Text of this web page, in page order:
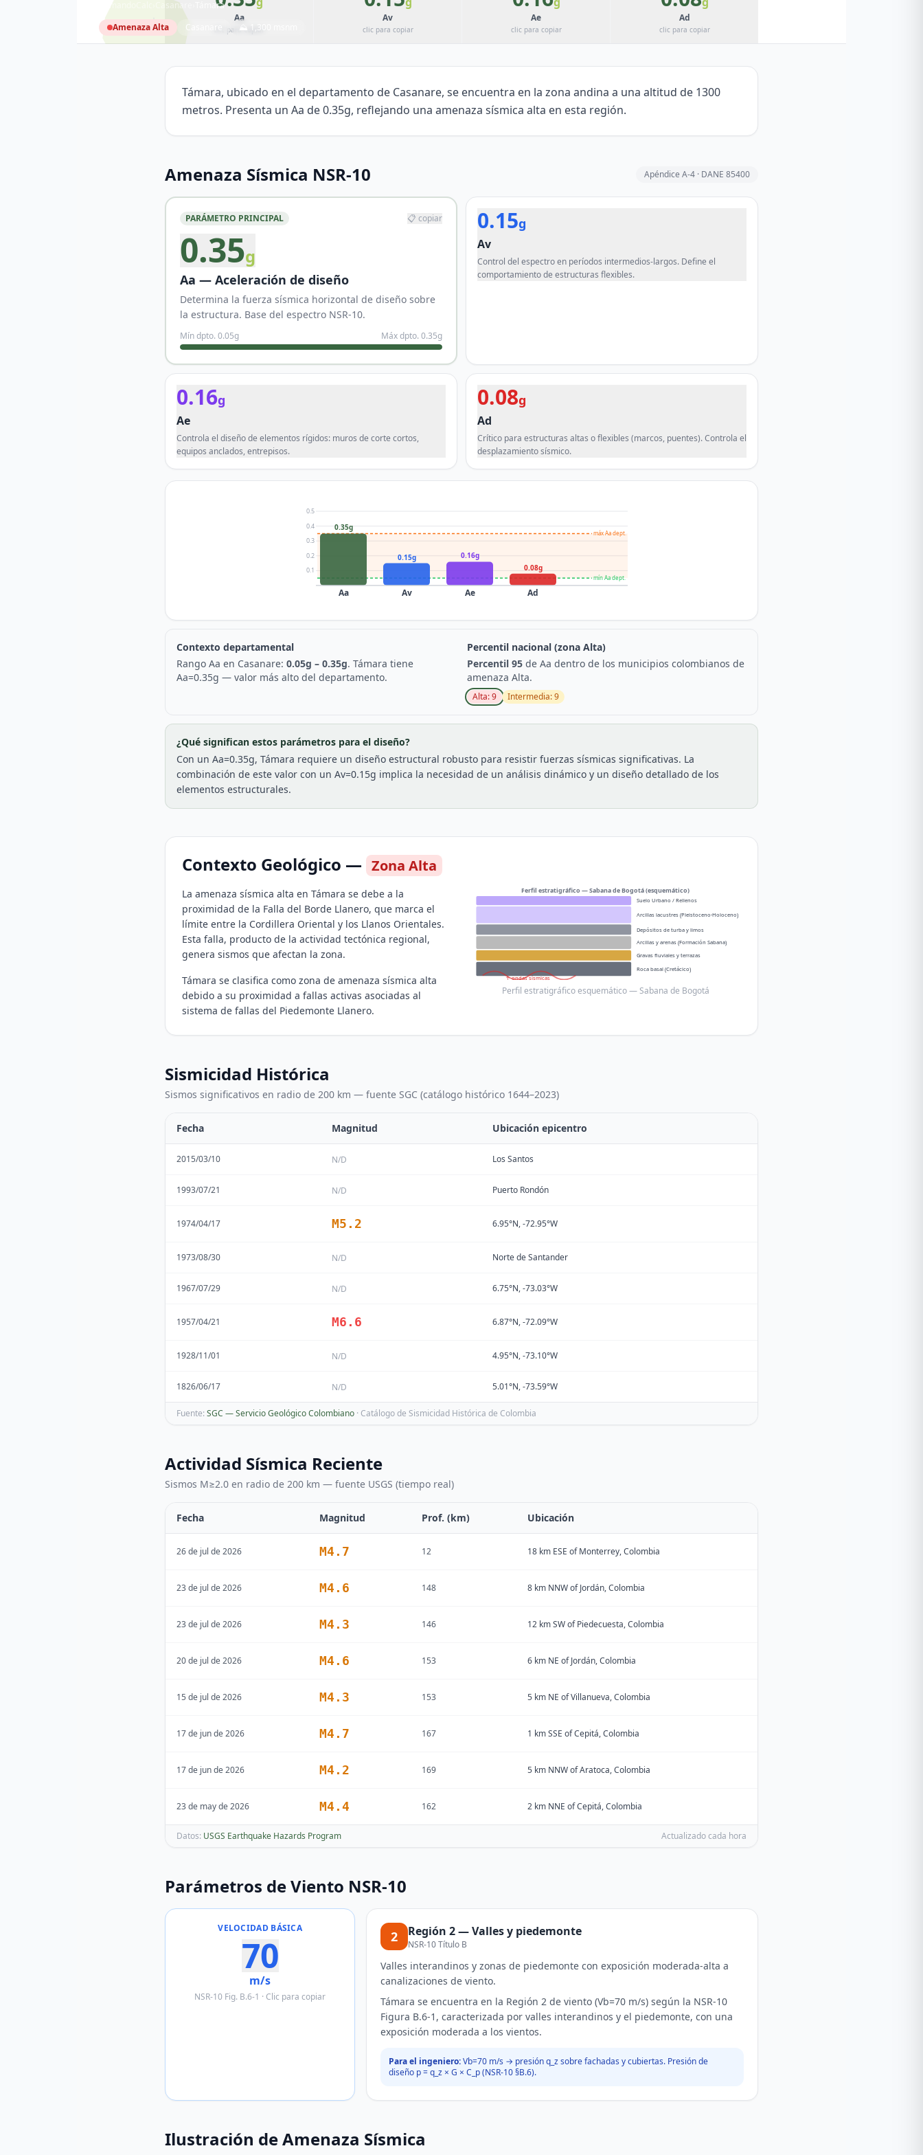
ComandoCalc Casanare
Támara
AmenazaAlta Casanare 1,300
Támara
°W
Aa
clic para copiar
Av
clic para copiar
Ae
clic para copiar
Ad
clic para copiar
Támara, ubicado en el departamento de Casanare, se encuentra en la zona andina a una altitud de 1300
metros. Presenta un Aa de 0.35g, reflejando una amenaza sísmica alta en esta región.
Amenaza Sísmica NSR-10 Apéndice A-4 · DANE 85400
PARÁMETRO PRINCIPAL 📋 copiar
0.35g
Aa — Aceleración de diseño
Determina la fuerza sísmica horizontal de diseño sobre
la estructura. Base del espectro NSR-10.
Mín dpto. 0.05g Máx dpto. 0.35g
0.15g
Av
Control del espectro en períodos intermedios-largos. Define el
comportamiento de estructuras flexibles.
0.16g
Ae
Controla el diseño de elementos rígidos: muros de corte cortos,
equipos anclados, entrepisos.
0.08g
Ad
Crítico para estructuras altas o flexibles (marcos, puentes). Controla el
desplazamiento sísmico.
0.1
0.2
0.3
0.4
0.5
máx Aa dept.
mín Aa dept.
0.35g
Aa
0.15g
Av
0.16g
Ae
0.08g
Ad
Contexto departamental
Rango Aa en Casanare: 0.05g – 0.35g. Támara tiene
Aa=0.35g — valor más alto del departamento.
Percentil nacional (zona Alta)
Percentil 95 de Aa dentro de los municipios colombianos de
amenaza Alta.
Alta:9 Intermedia:9
¿Qué significan estos parámetros para el diseño?
Con un Aa=0.35g, Támara requiere un diseño estructural robusto para resistir fuerzas sísmicas significativas. La
combinación de este valor con un Av=0.15g implica la necesidad de un análisis dinámico y un diseño detallado de los
elementos estructurales.
Contexto Geológico — Zona Alta
La amenaza sísmica alta en Támara se debe a la
proximidad de la Falla del Borde Llanero, que marca el
límite entre la Cordillera Oriental y los Llanos Orientales.
Esta falla, producto de la actividad tectónica regional,
genera sismos que afectan la zona.
Támara se clasifica como zona de amenaza sísmica alta
debido a su proximidad a fallas activas asociadas al
sistema de fallas del Piedemonte Llanero.
Perfil estratigráfico — Sabana de Bogotá (esquemático)
Suelo Urbano / Rellenos
Arcillas lacustres (Pleistoceno-Holoceno)
Depósitos de turba y limos
Arcillas y arenas (Formación Sabana)
Gravas fluviales y terrazas
Roca basal (Cretácico)
↑ ondas sísmicas
Perfil estratigráfico esquemático — Sabana de Bogotá
Sismicidad Histórica
Sismos significativos en radio de 200 km — fuente SGC (catálogo histórico 1644–2023)
Fecha Magnitud Ubicación epicentro
2015/03/10 N/D Los Santos
1993/07/21 N/D Puerto Rondón
1974/04/17 M5.2 6.95°N, -72.95°W
1973/08/30 N/D Norte de Santander
1967/07/29 N/D 6.75°N, -73.03°W
1957/04/21 M6.6 6.87°N, -72.09°W
1928/11/01 N/D 4.95°N, -73.10°W
1826/06/17 N/D 5.01°N, -73.59°W
Fuente: SGC — Servicio Geológico Colombiano · Catálogo de Sismicidad Histórica de Colombia
Actividad Sísmica Reciente
Sismos M≥2.0 en radio de 200 km — fuente USGS (tiempo real)
Fecha Magnitud Prof. (km) Ubicación
26 de jul de 2026 M4.7 12 18 km ESE of Monterrey, Colombia
23 de jul de 2026 M4.6 148 8 km NNW of Jordán, Colombia
23 de jul de 2026 M4.3 146 12 km SW of Piedecuesta, Colombia
20 de jul de 2026 M4.6 153 6 km NE of Jordán, Colombia
15 de jul de 2026 M4.3 153 5 km NE of Villanueva, Colombia
17 de jun de 2026 M4.7 167 1 km SSE of Cepitá, Colombia
17 de jun de 2026 M4.2 169 5 km NNW of Aratoca, Colombia
23 de may de 2026 M4.4 162 2 km NNE of Cepitá, Colombia
Datos: USGS Earthquake Hazards Program Actualizado cada hora
Parámetros de Viento NSR-10
VELOCIDAD BÁSICA
70
m/s
NSR-10 Fig. B.6-1 · Clic para copiar
2 Región2—Valles y piedemonte
NSR-10 Título B
Valles interandinos y zonas de piedemonte con exposición moderada-alta a
canalizaciones de viento.
Támara se encuentra en la Región 2 de viento (Vb=70 m/s) según la NSR-10
Figura B.6-1, caracterizada por valles interandinos y el piedemonte, con una
exposición moderada a los vientos.
Para el ingeniero:Vb=70 m/s → presión q_z sobre fachadas y cubiertas. Presión de
diseño p = q_z × G × C_p (NSR-10 §B.6).
Ilustración de Amenaza Sísmica